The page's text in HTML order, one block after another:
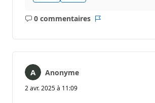
0 commentaires
Aucun
Anonyme
2 avr. 2025 à 11:09